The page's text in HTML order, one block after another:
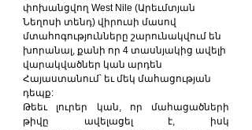
փոխանցվող West Nile (Արեւմտյան
Նեղոսի տենդ) վիրուսի մասով
մտահոգությունները շարունակվում են
խորանալ, քանի որ 4 տասնյակից ավելի
վարակվածներ կան արդեն
Հայաստանում՝ եւ մեկ մահացության
դեպք:
Թեեւ լուրեր կան, որ մահացածների
թիվը ավելացել է, իսկ